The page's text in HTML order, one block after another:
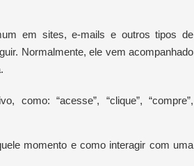
em sites, e-mails e outros tipos de
Normalmente, ele vem acompanhado
como: “acesse”, “clique”, “compre”,
momento e como interagir com uma